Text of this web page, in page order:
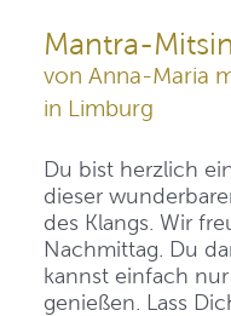
Mantra-
von Anna-Maria
in Limburg
Du bist herzlich
dieser
des Klangs. Wir
Nachmittag. Du
kannst einfach
genießen. Lass